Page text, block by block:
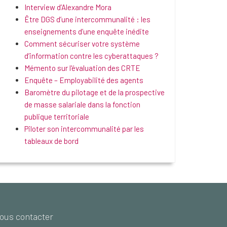
Interview d’Alexandre Mora
Être DGS d’une intercommunalité : les
enseignements d’une enquête inédite
Comment sécuriser votre système
d’information contre les cyberattaques ?
Mémento sur l'évaluation des CRTE
Enquête – Employabilité des agents
Baromètre du pilotage et de la prospective
de masse salariale dans la fonction
publique territoriale
Piloter son intercommunalité par les
tableaux de bord
contacter